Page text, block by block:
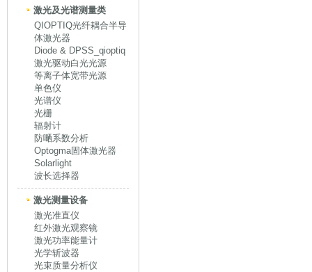
激光及光谱测量类
QIOPTIQ光纤耦合半导
体激光器
Diode & DPSS_qioptiq
激光驱动白光光源
等离子体宽带光源
单色仪
光谱仪
光栅
辐射计
防嗮系数分析
Optogma固体激光器
Solarlight
波长选择器
激光测量设备
激光准直仪
红外激光观察镜
激光功率能量计
光学斩波器
光束质量分析仪